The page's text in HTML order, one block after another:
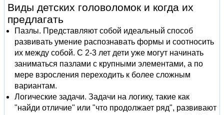
Виды детских головоломок и когда их
предлагать
Пазлы. Представляют собой идеальный способ
развивать умение распознавать формы и соотносить
их между собой. С 2-3 лет дети уже могут начинать
заниматься пазлами с крупными элементами, а по
мере взросления переходить к более сложным
вариантам.
Логические задачи. Задачи на логику, такие как
"найди отличие" или "что продолжает ряд", развивают